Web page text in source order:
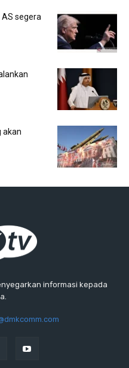
segera
akan
informasi kepada